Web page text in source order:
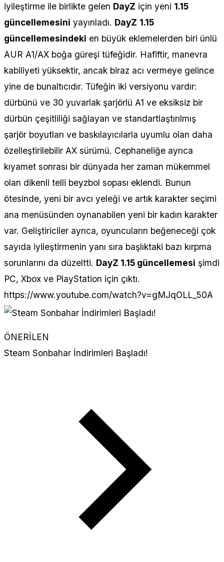
iyileştirme ile birlikte gelen DayZ için yeni 1.15
güncellemesini yayınladı. DayZ 1.15
güncellemesindeki en büyük eklemelerden biri ünlü
AUR A1/AX boğa güreşi tüfeğidir. Hafiftir, manevra
kabiliyeti yüksektir, ancak biraz acı vermeye gelince
yine de bunaltıcıdır. Tüfeğin iki versiyonu vardır:
dürbünü ve 30 yuvarlak şarjörlü A1 ve eksiksiz bir
dürbün çeşitliliği sağlayan ve standartlaştırılmış
şarjör boyutları ve baskılayıcılarla uyumlu olan daha
özelleştirilebilir AX sürümü. Cephaneliğe ayrıca
kıyamet sonrası bir dünyada her zaman mükemmel
olan dikenli telli beyzbol sopası eklendi. Bunun
ötesinde, yeni bir avcı yeleği ve artık karakter seçimi
ana menüsünden oynanabilen yeni bir kadın karakter
var. Geliştiriciler ayrıca, oyuncuların beğeneceği çok
sayıda iyileştirmenin yanı sıra başlıktaki bazı kırpma
sorunlarını da düzeltti. DayZ 1.15 güncellemesi şimdi
PC, Xbox ve PlayStation için çıktı.
https://www.youtube.com/watch?v=gMJqOLL_50A
ÖNERİLEN
Steam Sonbahar İndirimleri Başladı!